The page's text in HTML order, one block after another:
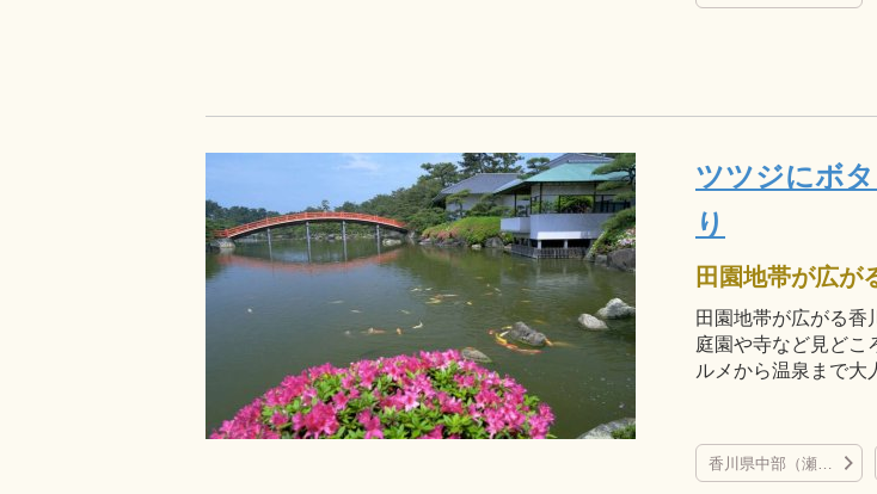
ツツジにボ
り
田園地帯が広がる香
庭園や寺など見どこ
ルメから温泉まで大
香川県中部（瀬戸大橋、丸亀城、金刀比羅宮など）